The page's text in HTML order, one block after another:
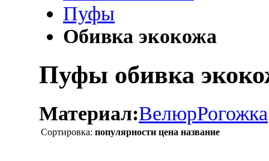
Пуфы
Обивка экокожа
Пуфы обивка
Материал:ВелюрРогожка
Сортировка: популярности цена название